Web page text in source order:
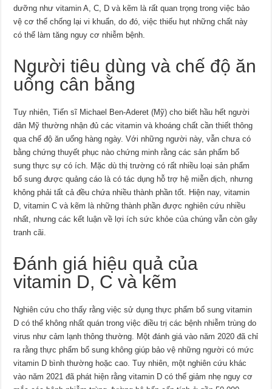
dưỡng như vitamin A, C, D và kẽm là rất quan trọng trong việc bảo
vệ cơ thể chống lại vi khuẩn, do đó, việc thiếu hụt những chất này
có thể làm tăng nguy cơ nhiễm bệnh.
Người tiêu dùng và chế độ ăn
uống cân bằng
Tuy nhiên, Tiến sĩ Michael Ben-Aderet (Mỹ) cho biết hầu hết người
dân Mỹ thường nhận đủ các vitamin và khoáng chất cần thiết thông
qua chế độ ăn uống hàng ngày. Với những người này, vẫn chưa có
bằng chứng thuyết phục nào chứng minh rằng các sản phẩm bổ
sung thực sự có ích. Mặc dù thị trường có rất nhiều loại sản phẩm
bổ sung được quảng cáo là có tác dụng hỗ trợ hệ miễn dịch, nhưng
không phải tất cả đều chứa nhiều thành phần tốt. Hiện nay, vitamin
D, vitamin C và kẽm là những thành phần được nghiên cứu nhiều
nhất, nhưng các kết luận về lợi ích sức khỏe của chúng vẫn còn gây
tranh cãi.
Đánh giá hiệu quả của
vitamin D, C và kẽm
Nghiên cứu cho thấy rằng việc sử dụng thực phẩm bổ sung vitamin
D có thể không nhất quán trong việc điều trị các bệnh nhiễm trùng do
virus như cảm lạnh thông thường. Một đánh giá vào năm 2020 đã chỉ
ra rằng thực phẩm bổ sung không giúp bảo vệ những người có mức
vitamin D bình thường hoặc cao. Tuy nhiên, một nghiên cứu khác
vào năm 2021 đã phát hiện rằng vitamin D có thể giảm nhẹ nguy cơ